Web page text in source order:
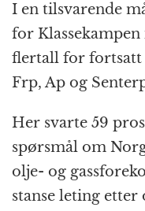
I en tilsvarende
for
flertall for fortsatt
Frp, Ap og
Her svarte 59
spørsmål om
olje- og
stanse leting etter